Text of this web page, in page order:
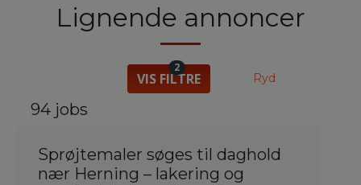
Lignende annoncer
VIS FILTRE
2
Ryd
94 jobs
Sprøjtemaler søges til daghold
nær Herning – lakering og